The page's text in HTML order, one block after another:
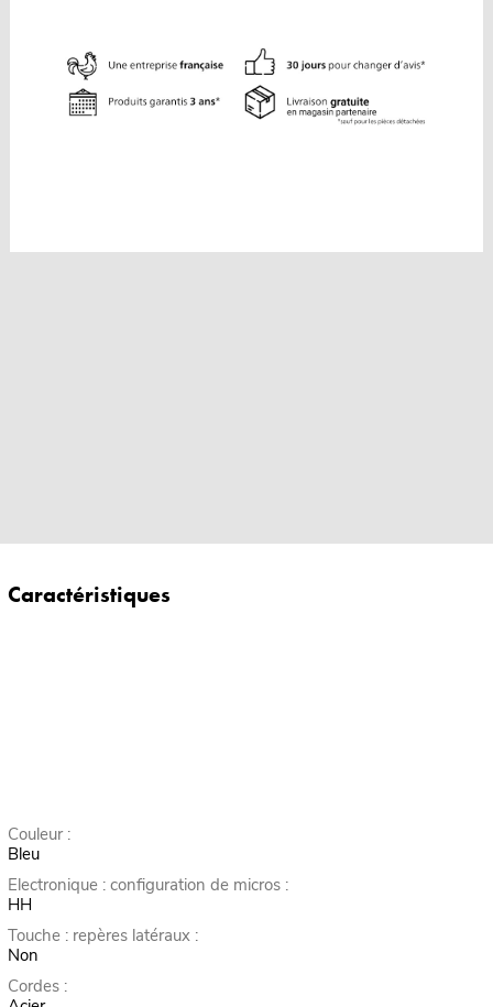
Caractéristiques
Couleur :
Bleu
Electronique : configuration de micros :
HH
Touche : repères latéraux :
Non
Cordes :